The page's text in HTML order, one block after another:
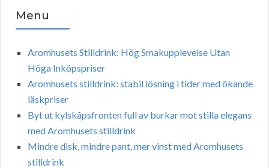
Menu
Aromhusets Stilldrink: Hög Smakupplevelse Utan
Höga Inköpspriser
Aromhusets stilldrink: stabil lösning i tider med ökande
läskpriser
Byt ut kylskåpsfronten full av burkar mot stilla elegans
med Aromhusets stilldrink
Mindre disk, mindre pant, mer vinst med Aromhusets
stilldrink